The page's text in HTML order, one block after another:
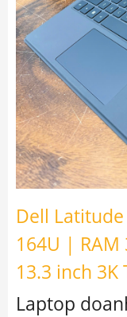
Dell
164U | RAM
13.3 inch 3K
Laptop